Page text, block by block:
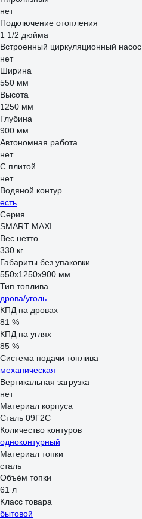
нет
Подключение отопления
1 1/2 дюйма
Встроенный циркуляционный насос
нет
Ширина
550 мм
Высота
1250 мм
Глубина
900 мм
Автономная работа
нет
С плитой
нет
Водяной контур
есть
Серия
SMART MAXI
Вес нетто
330 кг
Габариты без упаковки
550х1250х900 мм
Тип топлива
дрова/уголь
КПД на дровах
81 %
КПД на углях
85 %
Система подачи топлива
механическая
Вертикальная загрузка
нет
Материал корпуса
Сталь 09Г2С
Количество контуров
одноконтурный
Материал топки
сталь
Объём топки
61 л
Класс товара
бытовой